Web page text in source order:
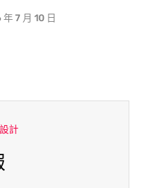
7 月 10 日
計